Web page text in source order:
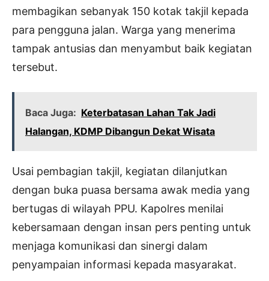
membagikan sebanyak 150 kotak takjil kepada
para pengguna jalan. Warga yang menerima
tampak antusias dan menyambut baik kegiatan
tersebut.
Baca Juga: Keterbatasan Lahan Tak Jadi
Halangan, KDMP Dibangun Dekat Wisata
Usai pembagian takjil, kegiatan dilanjutkan
dengan buka puasa bersama awak media yang
bertugas di wilayah PPU. Kapolres menilai
kebersamaan dengan insan pers penting untuk
menjaga komunikasi dan sinergi dalam
penyampaian informasi kepada masyarakat.